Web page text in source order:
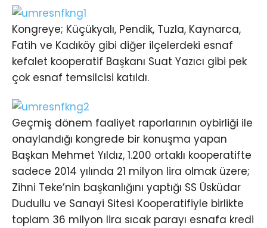
Kongreye; Küçükyalı, Pendik, Tuzla, Kaynarca,
Fatih ve Kadıköy gibi diğer ilçelerdeki esnaf
kefalet kooperatif Başkanı Suat Yazıcı gibi pek
çok esnaf temsilcisi katıldı.
Geçmiş dönem faaliyet raporlarının oybirliği ile
onaylandığı kongrede bir konuşma yapan
Başkan Mehmet Yıldız, 1.200 ortaklı kooperatifte
sadece 2014 yılında 21 milyon lira olmak üzere;
Zihni Teke’nin başkanlığını yaptığı SS Üsküdar
Dudullu ve Sanayi Sitesi Kooperatifiyle birlikte
toplam 36 milyon lira sıcak parayı esnafa kredi